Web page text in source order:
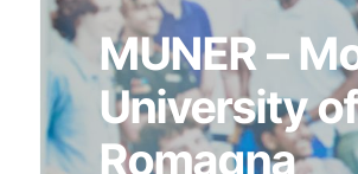
MUNER –
University
Romagna